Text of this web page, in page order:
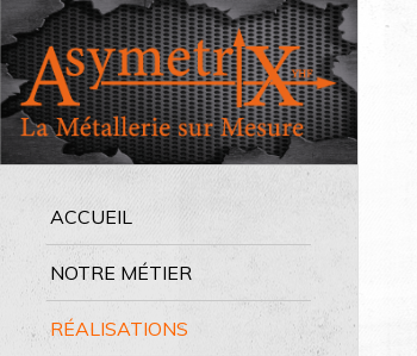
ACCUEIL
NOTRE MÉTIER
RÉALISATIONS